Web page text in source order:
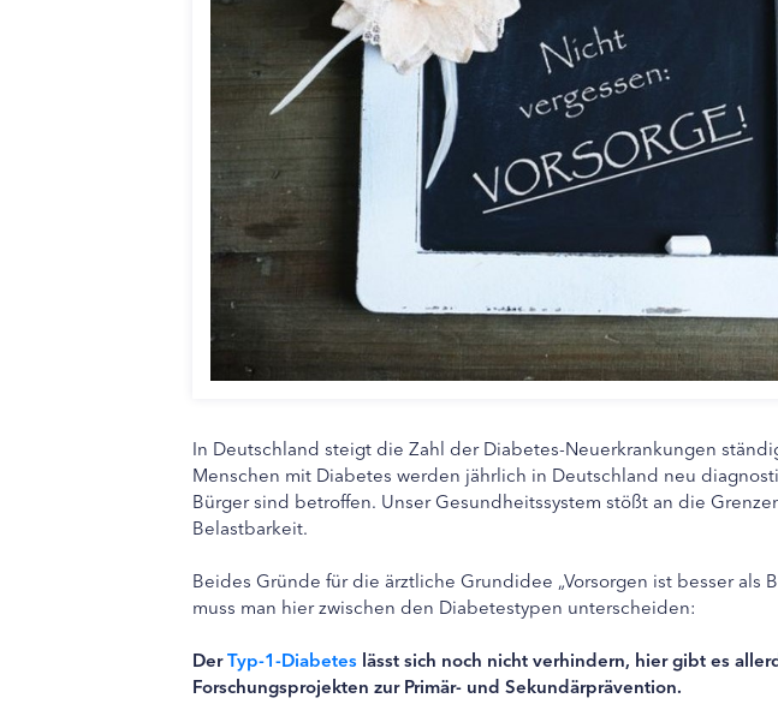
In Deutschland steigt die Zahl der Diabetes-Neuerkrankungen
Menschen mit Diabetes werden jährlich in Deutschland neu
Bürger sind betroffen. Unser Gesundheitssystem stößt an die
Belastbarkeit.
Beides Gründe für die ärztliche Grundidee „Vorsorgen ist besser als
muss man hier zwischen den Diabetestypen unterscheiden:
DerTyp-1-Diabetes lässt sich noch nicht verhindern, hier gibt es
Forschungsprojekten zur Primär- und Sekundärprävention.